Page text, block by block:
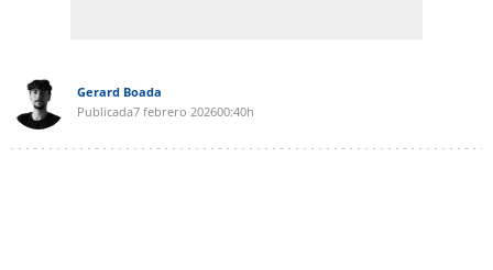
Gerard Boada
Publicada7 febrero 202600:40h